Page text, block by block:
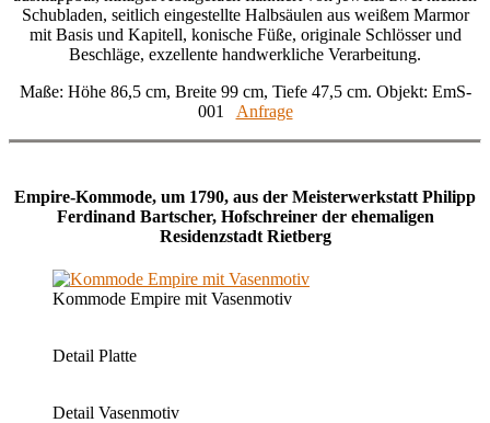
Schubladen, seitlich eingestellte Halbsäulen aus weißem Marmor
mit Basis und Kapitell, konische Füße, originale Schlösser und
Beschläge, exzellente handwerkliche Verarbeitung.
Maße: Höhe 86,5 cm, Breite 99 cm, Tiefe 47,5 cm. Objekt: EmS-
001 Anfrage
Empire-Kommode, um 1790, aus der Meisterwerkstatt Philipp
Ferdinand Bartscher, Hofschreiner der ehemaligen
Residenzstadt Rietberg
Kommode Empire mit Vasenmotiv
Detail Platte
Detail Vasenmotiv